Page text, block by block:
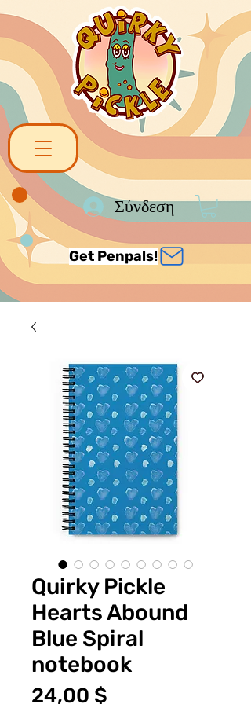
Σύνδεση
Get Penpals!
Quirky Pickle
Hearts Abound
Blue Spiral
notebook
24,00 $